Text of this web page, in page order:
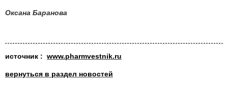
Оксана Баранова
источник : www.pharmvestnik.ru
вернуться в раздел новостей